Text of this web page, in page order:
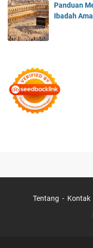
Panduan
Ibadah
Tentang Kontak